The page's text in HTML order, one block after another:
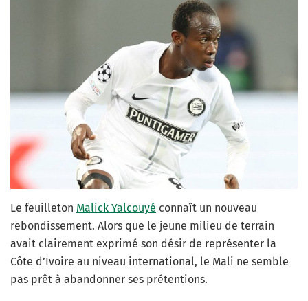
Le feuilleton Malick Yalcouyé connaît un nouveau
rebondissement. Alors que le jeune milieu de terrain
avait clairement exprimé son désir de représenter la
Côte d’Ivoire au niveau international, le Mali ne semble
pas prêt à abandonner ses prétentions.